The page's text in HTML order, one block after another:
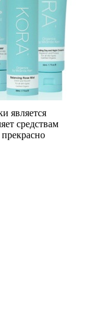
является
средствам